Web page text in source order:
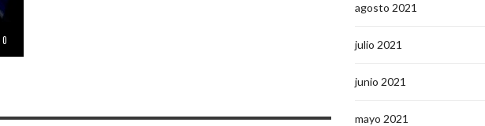
0
agosto 2021
julio 2021
junio 2021
mayo 2021